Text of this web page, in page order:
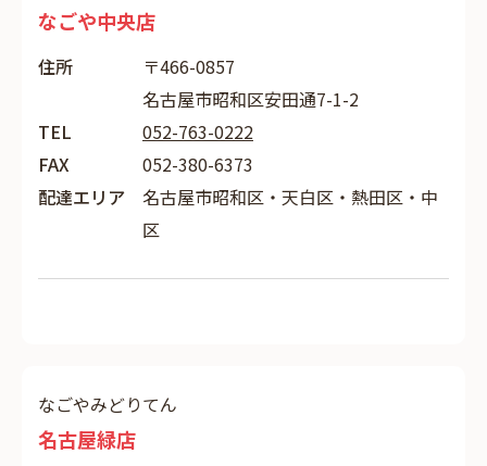
なごや中央店
住所
〒466-0857
名古屋市昭和区安田通7-1-2
TEL
052-763-0222
FAX
052-380-6373
配達エリア
名古屋市昭和区・天白区・熱田区・中
区
なごやみどりてん
名古屋緑店